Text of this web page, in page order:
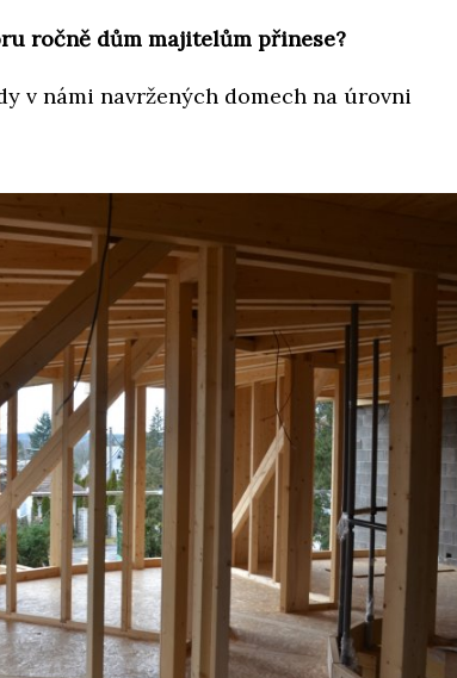
ročně dům majitelům přinese?
v námi navržených domech na úrovni